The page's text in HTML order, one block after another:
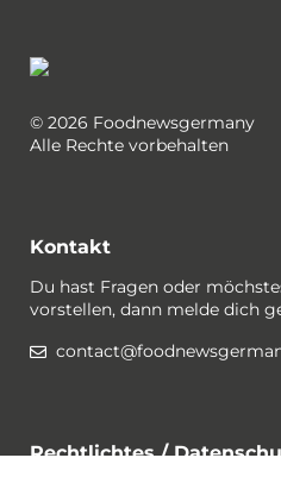
© 2026 Foodnewsgermany
Alle Rechte vorbehalten
Kontakt
Du hast Fragen oder
vorstellen, dann melde dich
Rechtlichtes /